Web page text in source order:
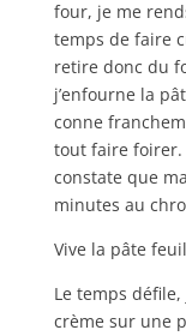
four, je me
temps de faire
retire donc du
j’enfourne la
conne
tout faire foirer.
constate que
minutes au
Vive la pâte
Le temps
crème sur une